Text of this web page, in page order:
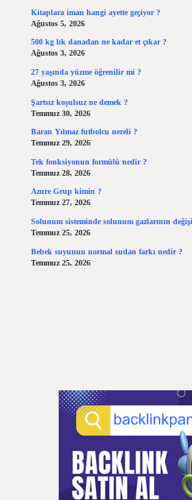
Kitaplara iman hangi ayette geçiyor ?
Ağustos 5, 2026
500 kg lık danadan ne kadar et çıkar ?
Ağustos 3, 2026
27 yaşında yüzme öğrenilir mi ?
Ağustos 3, 2026
Şartsız koşulsuz ne demek ?
Temmuz 30, 2026
Baran Yılmaz futbolcu nereli ?
Temmuz 29, 2026
Tek fonksiyonun formülü nedir ?
Temmuz 28, 2026
Azure Grup kimin ?
Temmuz 27, 2026
Solunum sisteminde solunum gazlarının
Temmuz 25, 2026
Bebek suyunun normal sudan farkı nedir ?
Temmuz 25, 2026